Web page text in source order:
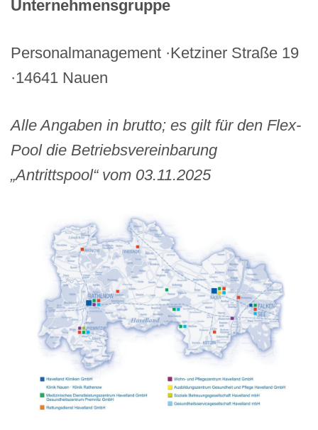
Unternehmensgruppe
Personalmanagement ·Ketziner Straße 19
·14641 Nauen
Alle Angaben in brutto; es gilt für den Flex-
Pool die Betriebsvereinbarung
„Antrittspool“ vom 03.11.2025